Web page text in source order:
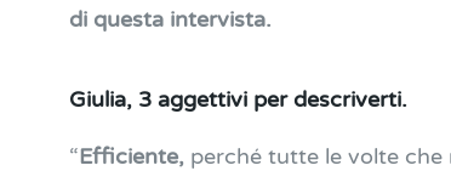
di questa intervista.
Giulia, 3 aggettivi per descriverti.
“Efficiente, perché tutte le volte